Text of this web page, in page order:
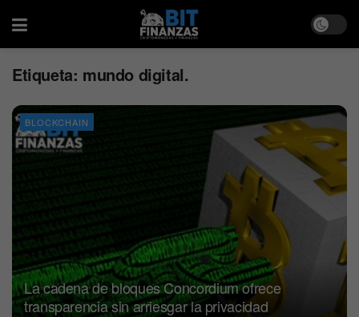
Etiqueta: mundo digital.
BLOCKCHAIN
La cadena de bloques Concordium ofrece
transparencia sin arriesgar la privacidad